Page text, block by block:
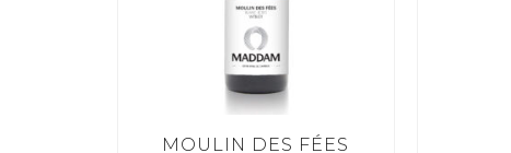
MOULIN DES FÉES